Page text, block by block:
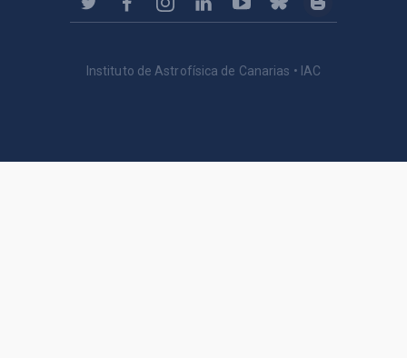
Instituto de Astrofísica de Canarias • IAC